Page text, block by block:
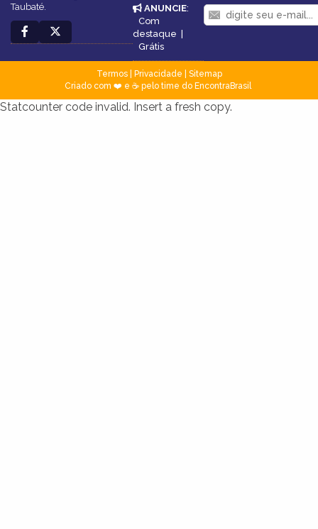
Taubaté.
ANUNCIE:
Com
destaque |
Grátis
Termos| Privacidade
Sitemap
Criado com ❤️ e ☕ pelo time do EncontraBrasil
Statcounter code invalid. Insert a fresh copy.